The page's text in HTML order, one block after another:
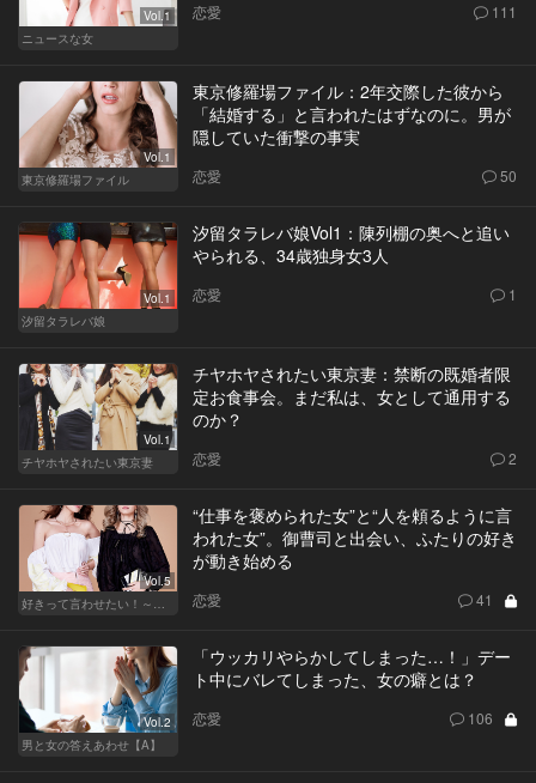
Vol.1
ニュースな女
恋愛 111
Vol.1
東京修羅場ファイル
東京修羅場ファイル：2年交際した彼から
「結婚する」と言われたはずなのに。男が
隠していた衝撃の事実
恋愛 50
Vol.1
汐留タラレバ娘
汐留タラレバ娘Vol1：陳列棚の奥へと追い
やられる、34歳独身女3人
恋愛 1
Vol.1
チヤホヤされたい東京妻
チヤホヤされたい東京妻：禁断の既婚者限
定お食事会。まだ私は、女として通用する
のか？
恋愛 2
Vol.5
“仕事を褒められた女”と“人を頼るように言
われた女”。御曹司と出会い、ふたりの好き
が動き始める
恋愛 41
Vol.2
男と女の答えあわせ【A】
「ウッカリやらかしてしまった…！」デー
ト中にバレてしまった、女の癖とは？
恋愛 106